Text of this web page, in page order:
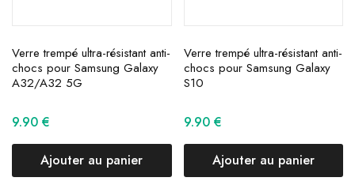
Verre trempé ultra-résistant anti-
chocs pour Samsung Galaxy
A32/A32 5G
9.90 €
Ajouter au panier
Verre trempé ultra-résistant anti-
chocs pour Samsung Galaxy
S10
9.90 €
Ajouter au panier